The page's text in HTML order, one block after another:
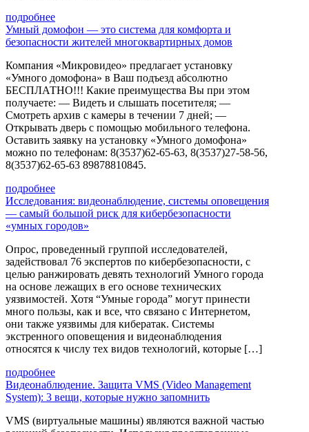
подробнее
Умный домофон — это система для комфорта и
безопасности жителей многоквартирных домов
Компания «Микровидео» предлагает установку
«Умного домофона» в Ваш подъезд абсолютно
БЕСПЛАТНО!!! Какие преимущества Вы при этом
получаете: — Видеть и слышать посетителя; —
Смотреть архив с камеры в течении 7 дней; —
Открывать дверь с помощью мобильного телефона.
Оставить заявку на установку «Умного домофона»
можно по телефонам: 8(3537)62-65-63, 8(3537)27-58-56,
8(3537)62-65-63 89878810845.
подробнее
Исследования: видеонаблюдение, системы оповещения
— самый большой риск для кибербезопасности
«умных городов»
Опрос, проведенный группой исследователей,
задействовал 76 экспертов по кибербезопасности, с
целью ранжировать девять технологий Умного города
на основе лежащих в его основе технических
уязвимостей. Хотя “Умные города” могут принести
много пользы, как и все, что связано с Интернетом,
они также уязвимы для кибератак. Системы
экстренного оповещения и видеонаблюдения
относятся к числу тех видов технологий, которые […]
подробнее
Видеонаблюдение. Защита VMS (Video Management
System): 3 вещи, которые нужно запомнить
VMS (виртуальные машины) являются важной частью